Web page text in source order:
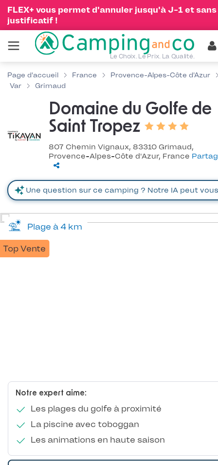
FLEX+ vous permet d'annuler jusqu'à J-1 et sans
justificatif !
Le Choix. Le Prix. La Qualité.
Page d'accueil France
Provence-Alpes-Côte d'Azur
Var
Grimaud
Domaine du Golfe de
Saint Tropez
807 Chemin Vignaux, 83310 Grimaud,
Provence-Alpes-Côte d'Azur, France
Notre expert aime:
Les plages du golfe à proximité
La piscine avec toboggan
Les animations en haute saison
Top Vente
Plage à 4 km